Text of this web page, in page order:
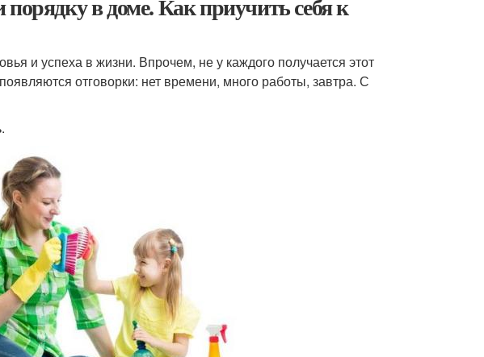
в доме. Как приучить себя к
и успеха в жизни. Впрочем, не у каждого получается этот
отговорки: нет времени, много работы, завтра. С